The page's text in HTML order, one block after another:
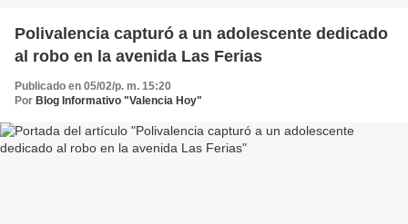
Polivalencia capturó a un adolescente dedicado
al robo en la avenida Las Ferias
Publicado en 05/02/p. m. 15:20
Por Blog Informativo "Valencia Hoy"